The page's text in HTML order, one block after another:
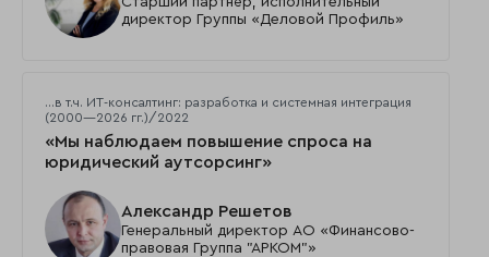
директор Группы «Деловой Профиль»
…в т.ч. ИТ-консалтинг: разработка и системная интеграция
(2000—2026 гг.)/2022
«Мы наблюдаем повышение спроса на
юридический аутсорсинг»
Александр Решетов
Генеральный директор АО «Финансово-
правовая Группа "АРКОМ"»